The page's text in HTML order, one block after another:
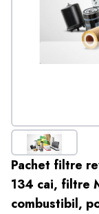
Pachet filtre
134 cai, filtre
combustibil,